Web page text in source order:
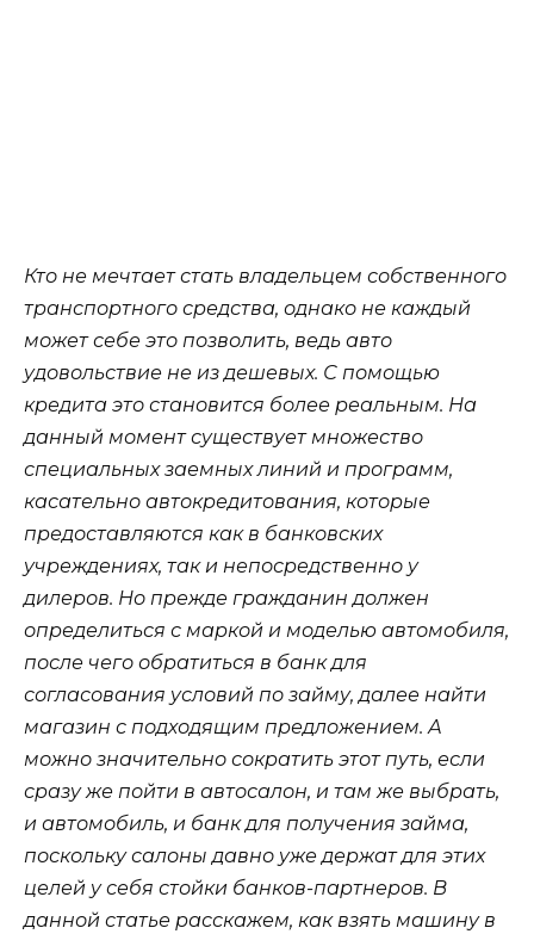
Кто не мечтает стать владельцем собственного
транспортного средства, однако не каждый
может себе это позволить, ведь авто
удовольствие не из дешевых. С помощью
кредита это становится более реальным. На
данный момент существует множество
специальных заемных линий и программ,
касательно автокредитования, которые
предоставляются как в банковских
учреждениях, так и непосредственно у
дилеров. Но прежде гражданин должен
определиться с маркой и моделью автомобиля,
после чего обратиться в банк для
согласования условий по займу, далее найти
магазин с подходящим предложением. А
можно значительно сократить этот путь, если
сразу же пойти в автосалон, и там же выбрать,
и автомобиль, и банк для получения займа,
поскольку салоны давно уже держат для этих
целей у себя стойки банков-партнеров. В
данной статье расскажем, как взять машину в